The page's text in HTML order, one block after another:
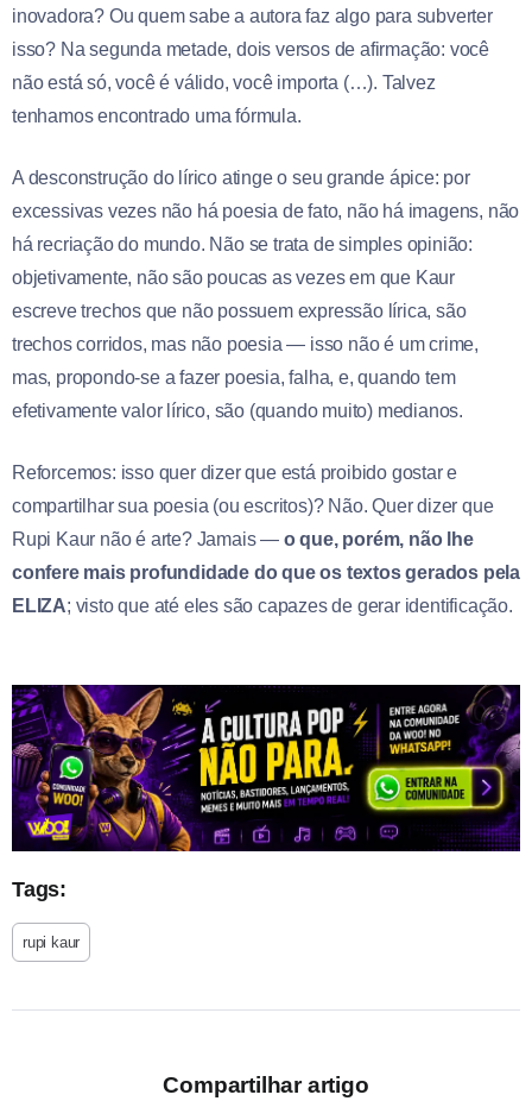
inovadora? Ou quem sabe a autora faz algo para subverter
isso? Na segunda metade, dois versos de afirmação: você
não está só, você é válido, você importa (…). Talvez
tenhamos encontrado uma fórmula.
A desconstrução do lírico atinge o seu grande ápice: por
excessivas vezes não há poesia de fato, não há imagens, não
há recriação do mundo. Não se trata de simples opinião:
objetivamente, não são poucas as vezes em que Kaur
escreve trechos que não possuem expressão lírica, são
trechos corridos, mas não poesia — isso não é um crime,
mas, propondo-se a fazer poesia, falha, e, quando tem
efetivamente valor lírico, são (quando muito) medianos.
Reforcemos: isso quer dizer que está proibido gostar e
compartilhar sua poesia (ou escritos)? Não. Quer dizer que
Rupi Kaur não é arte? Jamais — o que, porém, não lhe
confere mais profundidade do que os textos gerados pela
ELIZA; visto que até eles são capazes de gerar identificação.
Tags:
rupi kaur
Compartilhar artigo